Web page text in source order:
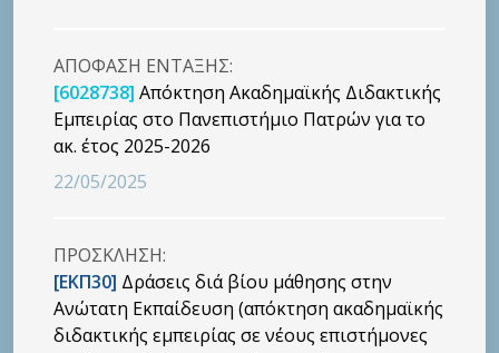
ΑΠΟΦΑΣΗ ΕΝΤΑΞΗΣ:
[6028738] Απόκτηση Ακαδημαϊκής Διδακτικής
Εμπειρίας στο Πανεπιστήμιο Πατρών για το
ακ. έτος 2025-2026
22/05/2025
ΠΡΟΣΚΛΗΣΗ:
[ΕΚΠ30] Δράσεις διά βίου μάθησης στην
Ανώτατη Εκπαίδευση (απόκτηση ακαδημαϊκής
διδακτικής εμπειρίας σε νέους επιστήμονες